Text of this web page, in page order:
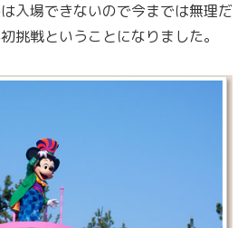
入場できないので今までは無理だ
挑戦ということになりました。